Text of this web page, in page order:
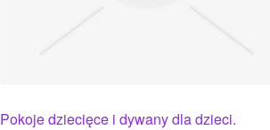
Pokoje dziecięce i dywany dla dzieci.